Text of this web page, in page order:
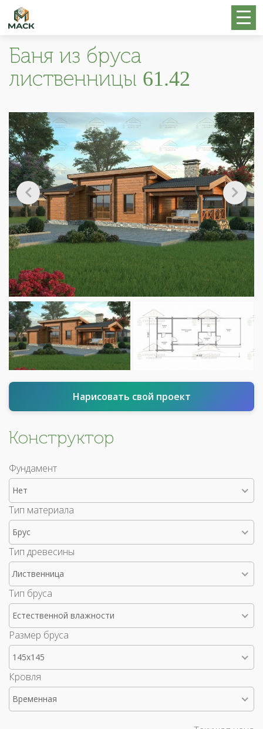
Баня из бруса
лиственницы 61.42
Нарисовать свой проект
Конструктор
Фундамент
Нет
Тип материала
Брус
Тип древесины
Лиственница
Тип бруса
Естественной влажности
Размер бруса
145x145
Кровля
Временная